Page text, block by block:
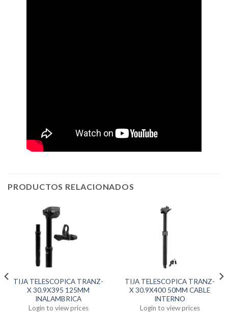
PRODUCTOS RELACIONADOS
TIJA TELESCOPICA TRANZ-
X 30.9X395 125MM
INALAMBRICA
Login to view prices
TIJA TELESCOPICA TRANZ-
X 30.9X400 50MM CABLE
INTERNO
Login to view prices